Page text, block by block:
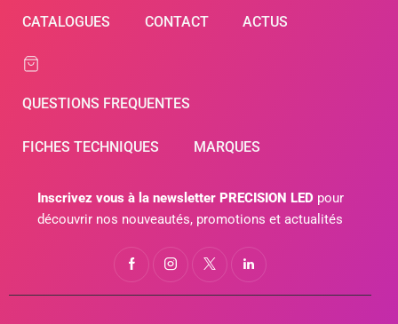
CATALOGUES CONTACT ACTUS
QUESTIONS FREQUENTES
FICHES TECHNIQUES MARQUES
Inscrivez vous à la newsletter PRECISION LEDpour
découvrir nos nouveautés, promotions et actualités